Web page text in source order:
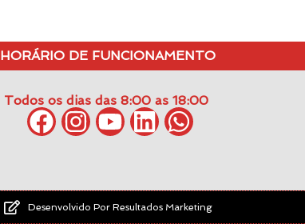
HORÁRIO DE FUNCIONAMENTO
Todos os dias das 8:00 as 18:00
Desenvolvido Por Resultados Marketing